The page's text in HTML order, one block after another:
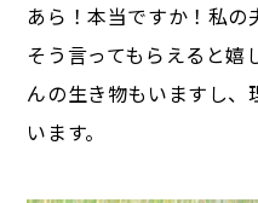
あら！本当ですか！私の
そう言ってもらえると嬉
んの生き物もいますし、
います。